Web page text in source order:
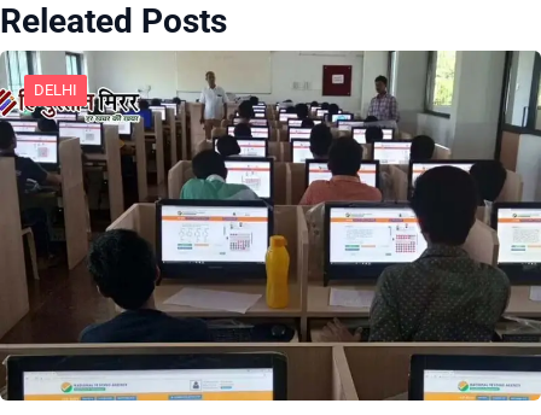
Releated Posts
DELHI